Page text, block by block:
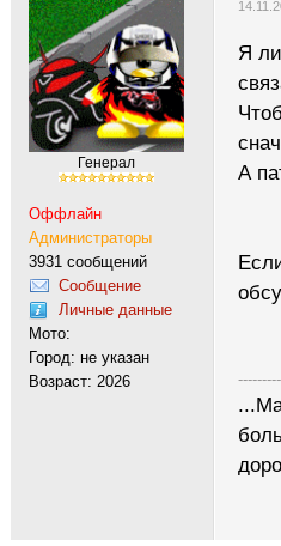
Генерал
Оффлайн
Администраторы
3931 сообщений
Сообщение
Личные данные
Мото:
Город: не указан
Возраст: 2026
Я
А